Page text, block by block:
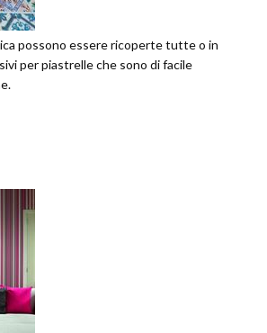
possono essere ricoperte tutte o in
per piastrelle che sono di facile